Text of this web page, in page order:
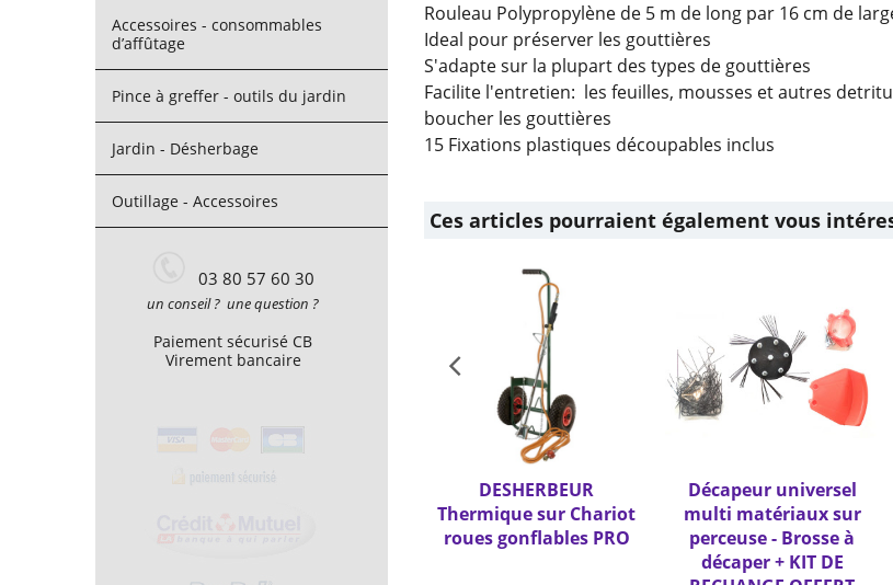
Accessoires - consommables
d’affûtage
Pince à greffer - outils du jardin
Jardin - Désherbage
Outillage - Accessoires
03 80 57 60 30
un conseil ? une question ?
Paiement sécurisé CB
Virement bancaire
Rouleau Polypropylène de 5 m de long par 16 cm de
Ideal pour préserver les gouttières
S'adapte sur la plupart des types de gouttières
Facilite l'entretien: les feuilles, mousses et autres
boucher les gouttières
15 Fixations plastiques découpables inclus
Ces articles pourraient également vous
DESHERBEUR
Thermique sur Chariot
roues gonflables PRO
Décapeur universel
multi matériaux sur
perceuse - Brosse à
décaper + KIT DE